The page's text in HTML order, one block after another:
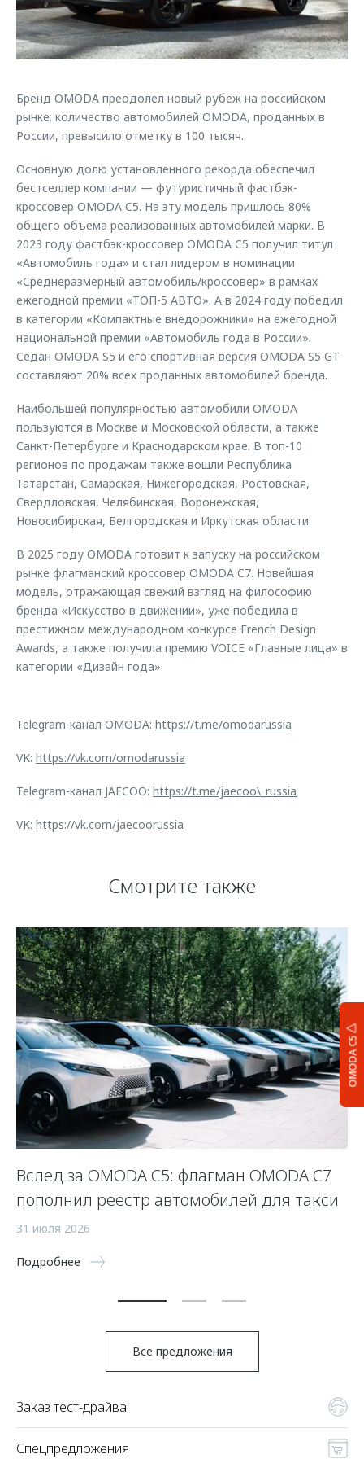
Страхование
Кредитный калькулятор
Одежда и сувениры
Оригинальные аксессуары
Трейд-ин
Калькулятор трейд-ин
Клиентская поддержка
O&J Автоклуб
Приложение O&J
Аксессуары
Одежда и сувениры
Оригинальные аксессуары
Запчасти
Обратная связь
OMODA C5
Бренд OMODA преодолел новый рубеж на российском
рынке: количество автомобилей OMODA, проданных в
России, превысило отметку в 100 тысяч.
Основную долю установленного рекорда обеспечил
бестселлер компании — футуристичный фастбэк-
кроссовер OMODA C5. На эту модель пришлось 80%
общего объема реализованных автомобилей марки. В
2023 году фастбэк-кроссовер OMODA C5 получил титул
«Автомобиль года» и стал лидером в номинации
«Среднеразмерный автомобиль/кроссовер» в рамках
ежегодной премии «ТОП-5 АВТО». А в 2024 году победил
в категории «Компактные внедорожники» на ежегодной
национальной премии «Автомобиль года в России».
Седан OMODA S5 и его спортивная версия OMODA S5 GT
составляют 20% всех проданных автомобилей бренда.
Наибольшей популярностью автомобили OMODA
пользуются в Москве и Московской области, а также
Санкт-Петербурге и Краснодарском крае. В топ-10
регионов по продажам также вошли Республика
Татарстан, Самарская, Нижегородская, Ростовская,
Свердловская, Челябинская, Воронежская,
Новосибирская, Белгородская и Иркутская области.
В 2025 году OMODA готовит к запуску на российском
рынке флагманский кроссовер OMODA C7. Новейшая
модель, отражающая свежий взгляд на философию
бренда «Искусство в движении», уже победила в
престижном международном конкурсе French Design
Awards, а также получила премию VOICE «Главные лица» в
категории «Дизайн года».
Telegram-канал OMODA: https://t.me/omodarussia
VK: https://vk.com/omodarussia
Telegram-канал JAECOO: https://t.me/jaecoo\_russia
VK: https://vk.com/jaecoorussia
Смотрите также
Вслед за OMODA C5: флагман OMODA C7
пополнил реестр автомобилей для такси
31 июля 2026
Подробнее
Все предложения
Заказ тест-драйва
Спецпредложения